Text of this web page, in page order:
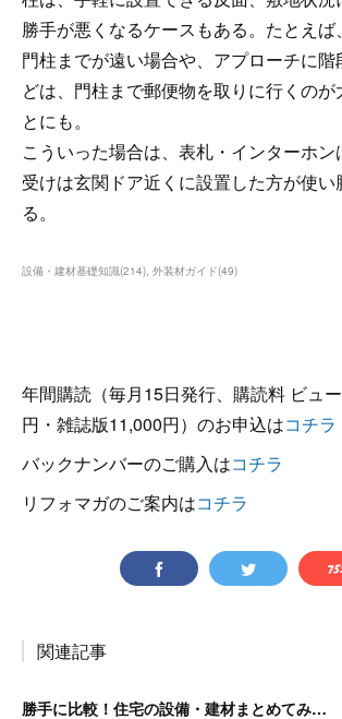
勝手が悪くなるケースもある。たとえば
門柱までが遠い場合や、アプローチに階
どは、門柱まで郵便物を取りに行くの
とにも。
こういった場合は、表札・インターホ
受けは玄関ドア近くに設置した方が使い
る。
設備・建材基礎知識(214) 外装材ガイド(49)
年間購読（毎月15日発行、購読料 ビュ
円・雑誌版11,000円）のお申込はコチラ
バックナンバーのご購入はコチラ
リフォマガのご案内はコチラ
関連記事
勝手に比較！住宅の設備・建材まとめてみました！～見切り材編